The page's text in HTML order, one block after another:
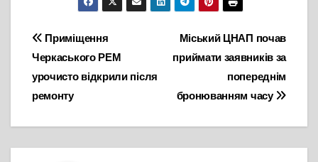
Навігація
записів
Міський ЦНАП почав
приймати заявників за
попереднім
бронюванням часу
Приміщення
Черкаського РЕМ
урочисто відкрили після
ремонту